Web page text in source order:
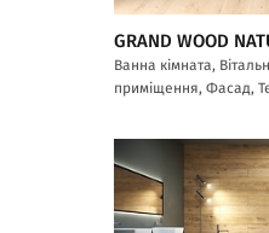
GRAND WOOD
Ванна кімната,
приміщення, Фасад,